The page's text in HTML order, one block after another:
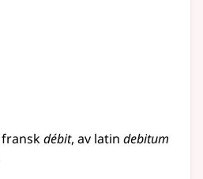
franskdébit, av latin debitum